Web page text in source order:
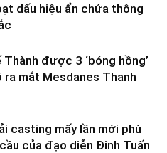
dấu hiệu ẩn chứa thông
được 3 ‘bóng hồng’
ra mắt Mesdanes Thanh
casting mấy lần mới phù
của đạo diễn Đinh Tuấn